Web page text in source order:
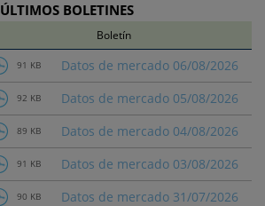
ÚLTIMOS BOLETINES
Boletín
91 KB
Datos de mercado 06/08/2026
92 KB
Datos de mercado 05/08/2026
89 KB
Datos de mercado 04/08/2026
91 KB
Datos de mercado 03/08/2026
90 KB Datos de mercado 31/07/2026